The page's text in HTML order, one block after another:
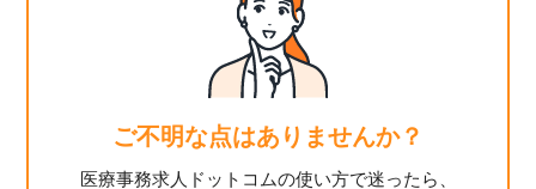
ご不明な点はありませんか？
医療事務求人ドットコムの使い方で迷ったら、